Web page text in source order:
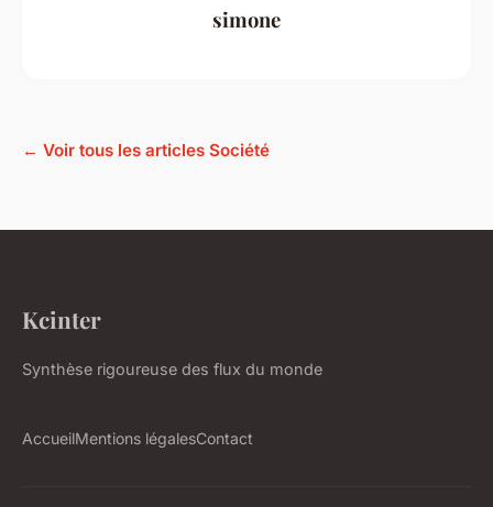
simone
← Voir tous les articles Société
Kcinter
Synthèse rigoureuse des flux du monde
AccueilMentions légalesContact